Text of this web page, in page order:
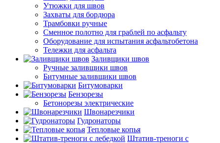
Утюжки для швов
Захваты для бордюра
Трамбовки ручные
Сменное полотно для граблей по асфальту
Оборудование для испытания асфальтобетона
Тележки для асфальта
Заливщики швов
Ручные заливщики швов
Битумные заливщики швов
Битумоварки
Бензорезы
Бетонорезы электрические
Швонарезчики
Гудронаторы
Тепловые копья
Штатив-треноги с